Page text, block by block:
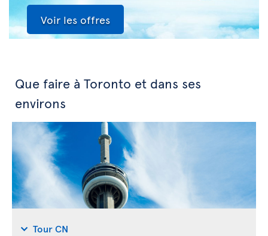
Voir les offres
Que faire à Toronto et dans ses
environs
Tour CN